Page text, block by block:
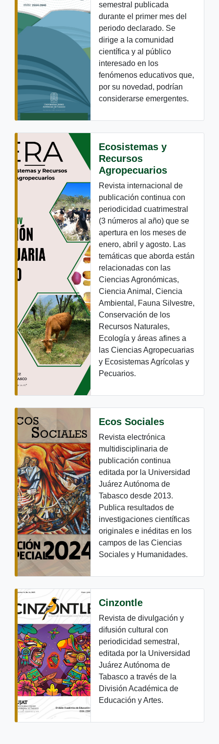
semestral publicada
durante el primer mes del
periodo declarado. Se
dirige a la comunidad
científica y al público
interesado en los
fenómenos educativos que,
por su novedad, podrían
considerarse emergentes.
Ecosistemas y
Recursos
Agropecuarios
Revista internacional de
publicación continua con
periodicidad cuatrimestral
(3 números al año) que se
apertura en los meses de
enero, abril y agosto. Las
temáticas que aborda están
relacionadas con las
Ciencias Agronómicas,
Ciencia Animal, Ciencia
Ambiental, Fauna Silvestre,
Conservación de los
Recursos Naturales,
Ecología y áreas afines a
las Ciencias Agropecuarias
y Ecosistemas Agrícolas y
Pecuarios.
Ecos Sociales
Revista electrónica
multidisciplinaria de
publicación continua
editada por la Universidad
Juárez Autónoma de
Tabasco desde 2013.
Publica resultados de
investigaciones científicas
originales e inéditas en los
campos de las Ciencias
Sociales y Humanidades.
Cinzontle
Revista de divulgación y
difusión cultural con
periodicidad semestral,
editada por la Universidad
Juárez Autónoma de
Tabasco a través de la
División Académica de
Educación y Artes.